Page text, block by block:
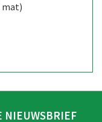
mat)
NIEUWSBRIEF